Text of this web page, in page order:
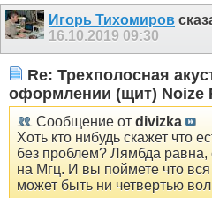
Игорь Тихомиров
16.10.2019 09:30
Re: Трехполосная
оформлении (щит) Noize
Сообщение от divizka
Хоть кто нибудь скажет что
без проблем? Лямбда равна,
на Мгц. И вы поймете что
может быть ни четвертью